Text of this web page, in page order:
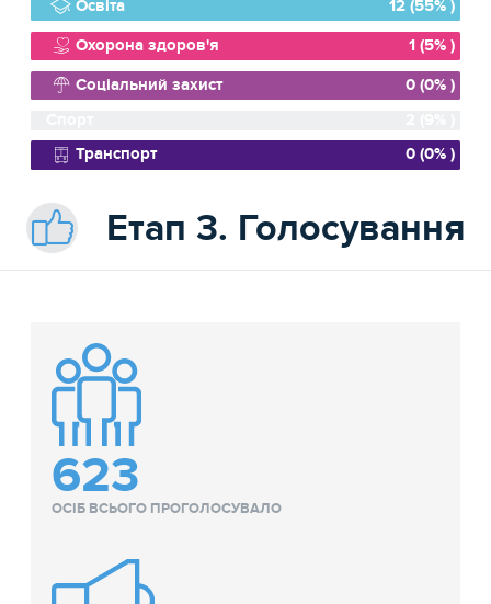
Освіта
12 (55% )
Охорона здоров'я
1 (5% )
Соціальний захист
0 (0% )
Транспорт
0 (0% )
Етап 3. Голосування
623
ОСІБ ВСЬОГО ПРОГОЛОСУВАЛО